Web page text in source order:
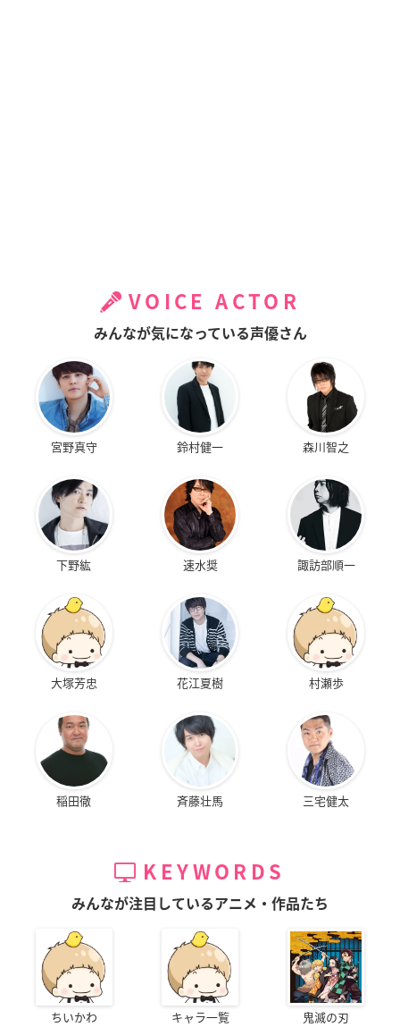
VOICE ACTOR
みんなが気になっている声優さん
宮野真守 鈴村健一 森川智之
下野紘 速水奨 諏訪部順一
大塚芳忠 花江夏樹 村瀬歩
稲田徹 斉藤壮馬 三宅健太
KEYWORDS
みんなが注目しているアニメ・作品たち
ちいかわ キャラ一覧 鬼滅の刃